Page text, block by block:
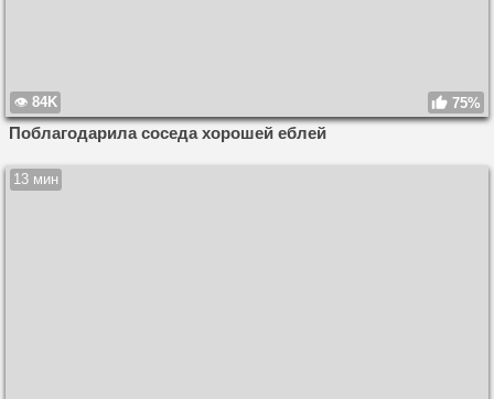
84K 75%
Поблагодарила соседа хорошей еблей
13 мин